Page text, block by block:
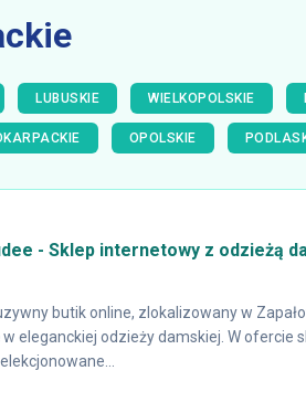
LUBUSKIE WIELKOPOLSKIE
OPOLSKIE
- Sklep internetowy z odzieżą
butik online, zlokalizowany w
eleganckiej odzieży damskiej. W ofercie